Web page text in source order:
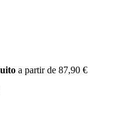
a partir de 87,90 €